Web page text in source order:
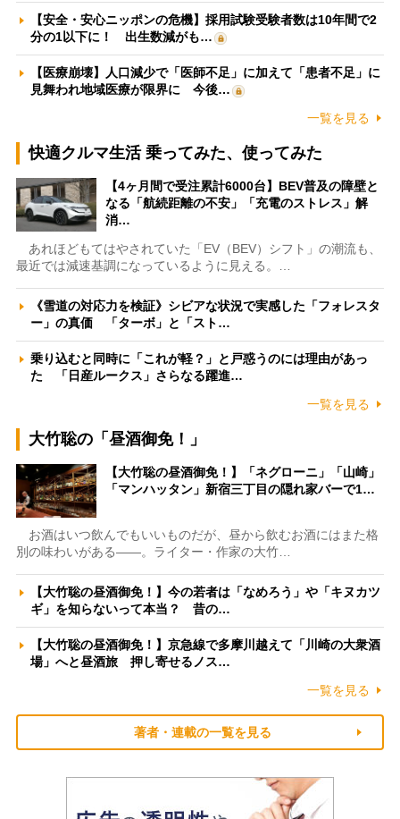
【安全・安心ニッポンの危機】採用試験受験者数は10年間で2
分の1以下に！ 出生数減がも…
【医療崩壊】人口減少で「医師不足」に加えて「患者不足」に
見舞われ地域医療が限界に 今後…
一覧を見る
快適クルマ生活 乗ってみた、使ってみた
【4ヶ月間で受注累計6000台】BEV普及の障壁と
なる「航続距離の不安」「充電のストレス」解
消…
あれほどもてはやされていた「EV（BEV）シフト」の潮流も、
最近では減速基調になっているように見える。…
《雪道の対応力を検証》シビアな状況で実感した「フォレスタ
ー」の真価 「ターボ」と「スト…
乗り込むと同時に「これが軽？」と戸惑うのには理由があっ
た 「日産ルークス」さらなる躍進…
一覧を見る
大竹聡の「昼酒御免！」
【大竹聡の昼酒御免！】「ネグローニ」「山崎」
「マンハッタン」新宿三丁目の隠れ家バーで1…
お酒はいつ飲んでもいいものだが、昼から飲むお酒にはまた格
別の味わいがある――。ライター・作家の大竹…
【大竹聡の昼酒御免！】今の若者は「なめろう」や「キヌカツ
ギ」を知らないって本当？ 昔の…
【大竹聡の昼酒御免！】京急線で多摩川越えて「川崎の大衆酒
場」へと昼酒旅 押し寄せるノス…
一覧を見る
著者・連載の一覧を見る